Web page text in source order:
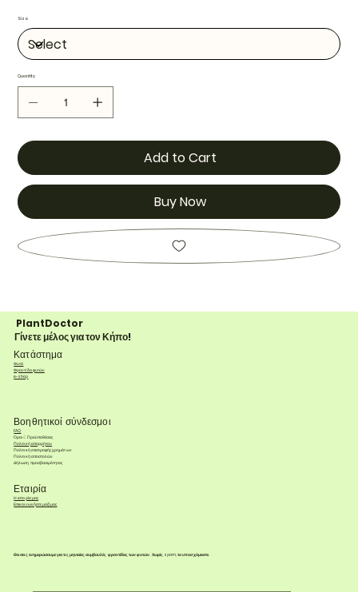
Size
Quantity
Add to Cart
Buy Now
PlantDoctor
Γίνετε μέλος για τον Κήπο!
Κατάστημα
Φυτά
Φροντίδα φυτών
e-shop
Βοηθητικοί σύνδεσμοι
FAQ
Όροι & Προϋποθέσεις
Πολιτική απορρήτου
Πολιτική επιστροφής χρημάτων
Πολιτική αποστολών
Δήλωση προσβασιμότητας
Εταιρία
Η ιστορία μας
Επικοινωνήστε μαζί μας
Θα σας ενημερώσουμε για τις μηνιαίες συμβουλές φροντίδας των φυτών. Χωρίς spam, το υποσχόμαστε.